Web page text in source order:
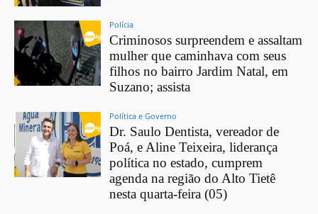
Polícia
Criminosos surpreendem e assaltam
mulher que caminhava com seus
filhos no bairro Jardim Natal, em
Suzano; assista
Política e Governo
Dr. Saulo Dentista, vereador de
Poá, e Aline Teixeira, liderança
política no estado, cumprem
agenda na região do Alto Tietê
nesta quarta-feira (05)